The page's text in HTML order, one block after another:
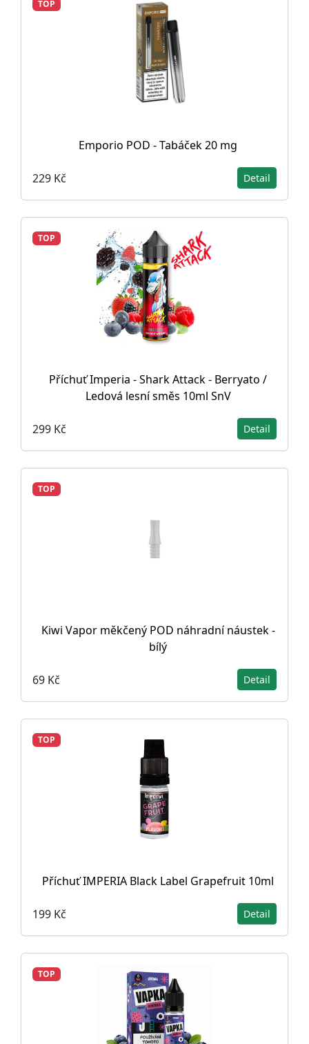
TOP
Emporio POD - Tabáček 20 mg
229 Kč Detail
TOP
Příchuť Imperia - Shark Attack - Berryato /
Ledová lesní směs 10ml SnV
299 Kč Detail
TOP
Kiwi Vapor měkčený POD náhradní náustek -
bílý
69 Kč Detail
TOP
Příchuť IMPERIA Black Label Grapefruit 10ml
199 Kč Detail
TOP